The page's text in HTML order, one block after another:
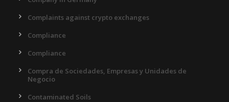
Complaints against crypto exchanges
Compliance
Compliance
Compra de Sociedades, Empresas y Unidades de
Negocio
Contaminated Soils